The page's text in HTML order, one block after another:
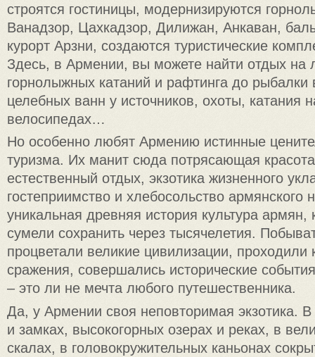
строятся гостиницы, модернизируются
Ванадзор, Цахкадзор, Дилижан, Анкаван,
курорт Арзни, создаются туристические
Здесь, в Армении, вы можете найти отдых на
горнолыжных катаний и рафтинга до рыбалки
целебных ванн у источников, охоты, катания
велосипедах…
Но особенно любят Армению истинные
туризма. Их манит сюда потрясающая
естественный отдых, экзотика жизненного
гостеприимство и хлебосольство армянского
уникальная древняя история культура армян,
сумели сохранить через тысячелетия.
процветали великие цивилизации, проходили
сражения, совершались исторические
– это ли не мечта любого путешественника.
Да, у Армении своя неповторимая экзотика. В
и замках, высокогорных озерах и реках, в
скалах, в головокружительных каньонах